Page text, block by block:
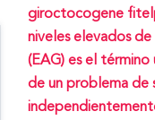
giroctocogene
niveles elevados
(EAG) es el término
de un problema de